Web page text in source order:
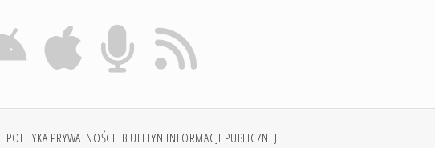
POLITYKA PRYWATNOŚCI BIULETYN INFORMACJI PUBLICZNEJ